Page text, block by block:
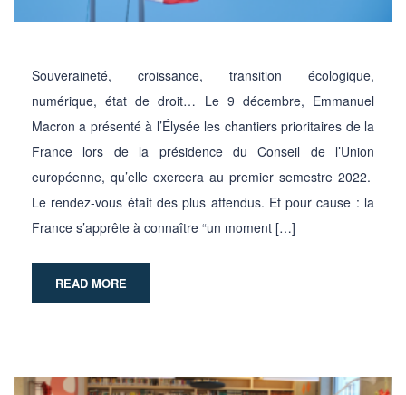
Souveraineté, croissance, transition écologique,
numérique, état de droit… Le 9 décembre, Emmanuel
Macron a présenté à l’Élysée les chantiers prioritaires de la
France lors de la présidence du Conseil de l’Union
européenne, qu’elle exercera au premier semestre 2022.
Le rendez-vous était des plus attendus. Et pour cause : la
France s’apprête à connaître “un moment […]
READ MORE